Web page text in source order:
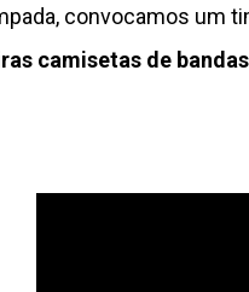
convocamos um
camisetas de bandas